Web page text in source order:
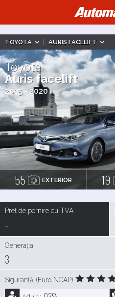
TOYOTA | AURIS FACELIFT
Toyota
Auris facelift
2015 - 2020
55 EXTERIOR 19
Preț de pornire cu TVA
-
Generația
3
Siguranță (Euro NCAP)